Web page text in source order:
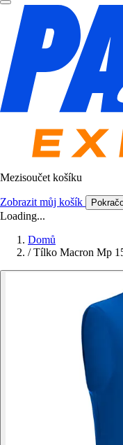
Mezisoučet košíku
Zobrazit můj košík
Loading...
Domů
/ Tílko Macron Mp